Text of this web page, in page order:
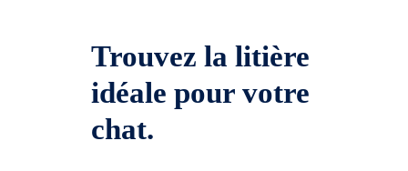
Trouvez la litière
idéale pour votre
chat.